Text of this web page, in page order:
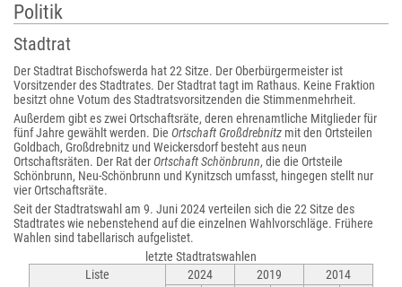
Politik
Stadtrat
Der Stadtrat Bischofswerda hat 22 Sitze. Der Oberbürgermeister ist
Vorsitzender des Stadtrates. Der Stadtrat tagt im Rathaus. Keine Fraktion
besitzt ohne Votum des Stadtratsvorsitzenden die Stimmenmehrheit.
Außerdem gibt es zwei Ortschaftsräte, deren ehrenamtliche Mitglieder für
fünf Jahre gewählt werden. Die Ortschaft Großdrebnitz mit den Ortsteilen
Goldbach, Großdrebnitz und Weickersdorf besteht aus neun
Ortschaftsräten. Der Rat derOrtschaft Schönbrunn, die die Ortsteile
Schönbrunn, Neu-Schönbrunn und Kynitzsch umfasst, hingegen stellt nur
vier Ortschaftsräte.
Seit der Stadtratswahl am 9. Juni 2024 verteilen sich die 22 Sitze des
Stadtrates wie nebenstehend auf die einzelnen Wahlvorschläge. Frühere
Wahlen sind tabellarisch aufgelistet.
letzte Stadtratswahlen
Liste
2024 2019
2014